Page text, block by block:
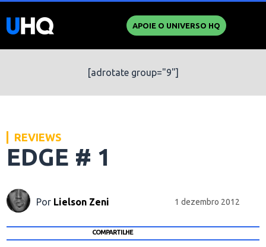
APOIE O UNIVERSO HQ
[adrotate group="9"]
REVIEWS
EDGE # 1
Por Lielson Zeni 1 dezembro 2012
COMPARTILHE